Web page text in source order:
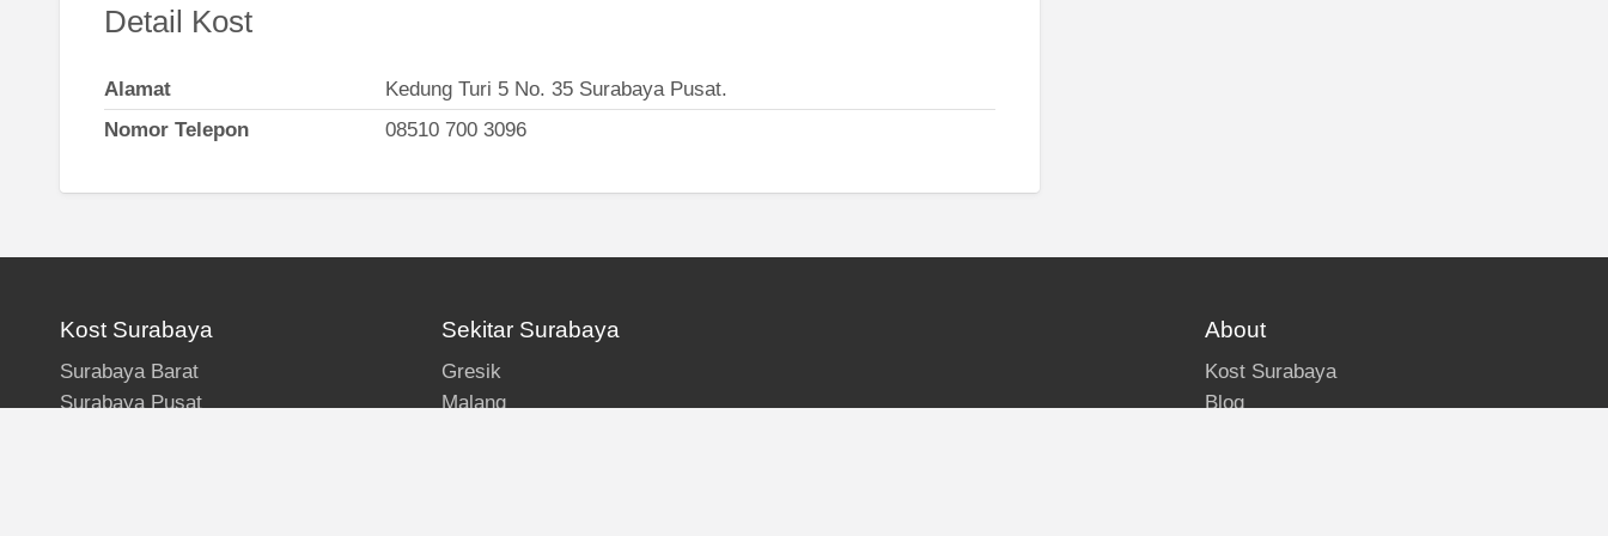
Detail Kost
Alamat
Kedung Turi 5 No. 35 Surabaya Pusat.
Nomor Telepon
08510 700 3096
Kost Surabaya
Surabaya Barat
Surabaya Pusat
Sekitar Surabaya
Gresik
Malang
About
Kost Surabaya
Blog